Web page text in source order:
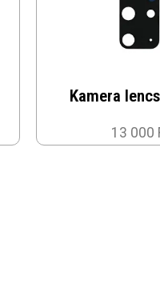
Kamera
13 000